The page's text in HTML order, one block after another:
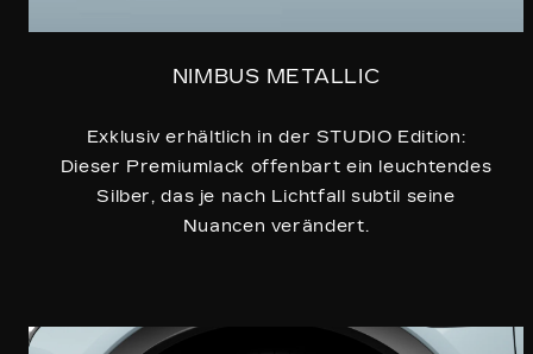
NIMBUS METALLIC
Exklusiv erhältlich in der STUDIO Edition:
Dieser Premiumlack offenbart ein leuchtendes
Silber, das je nach Lichtfall subtil seine
Nuancen verändert.